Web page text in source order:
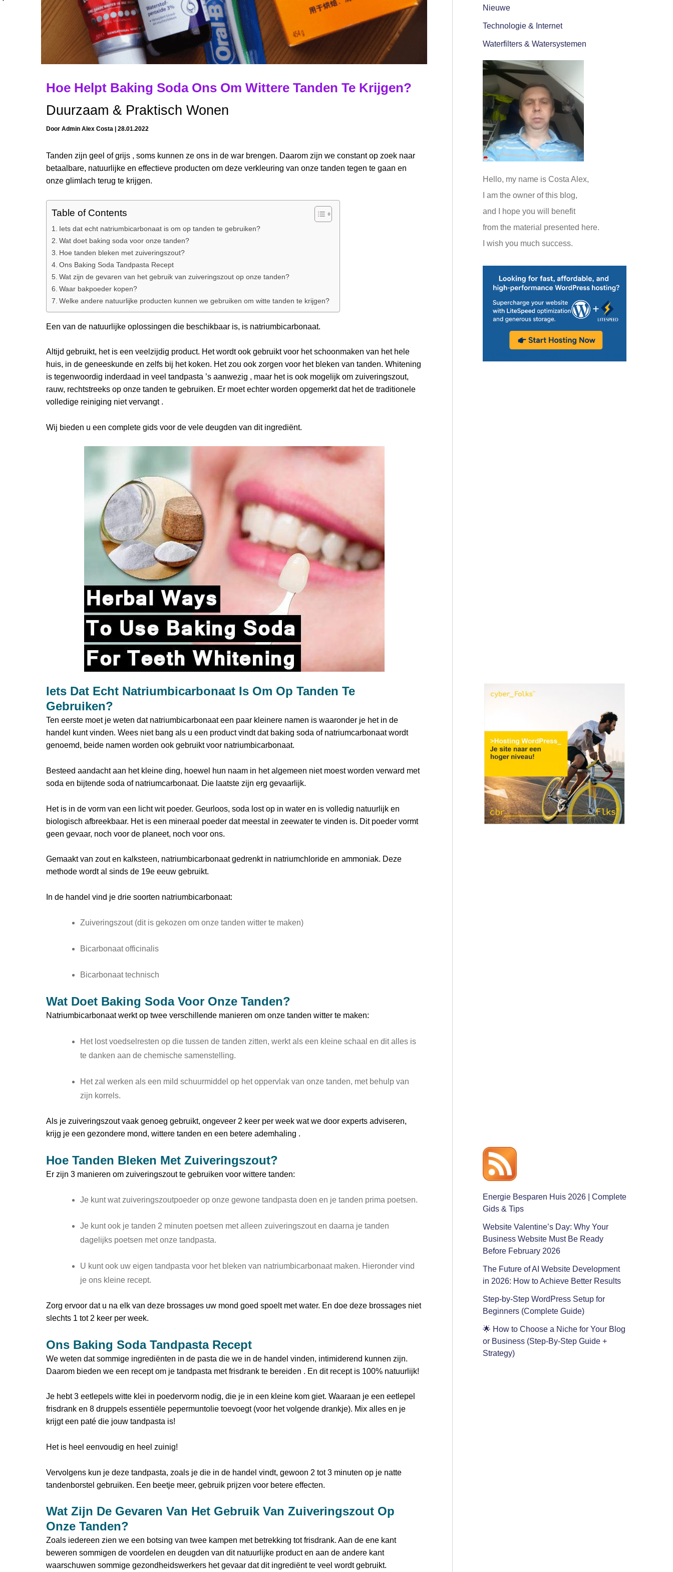
Hoe Helpt Baking Soda Ons Om Wittere Tanden Te Krijgen?
Duurzaam & Praktisch Wonen
Door Admin Alex Costa 28.01.2022
Tanden zijn geel of grijs , soms kunnen ze ons in de war brengen. Daarom zijn we constant op zoek naar
betaalbare, natuurlijke en effectieve producten om deze verkleuring van onze tanden tegen te gaan en
onze glimlach terug te krijgen.
Table of Contents
Iets dat echt natriumbicarbonaat is om op tanden te gebruiken?
Wat doet baking soda voor onze tanden?
Hoe tanden bleken met zuiveringszout?
Ons Baking Soda Tandpasta Recept
Wat zijn de gevaren van het gebruik van zuiveringszout op onze tanden?
Waar bakpoeder kopen?
Welke andere natuurlijke producten kunnen we gebruiken om witte tanden te krijgen?
Een van de natuurlijke oplossingen die beschikbaar is, is natriumbicarbonaat.
Altijd gebruikt, het is een veelzijdig product. Het wordt ook gebruikt voor het schoonmaken van het hele
huis, in de geneeskunde en zelfs bij het koken. Het zou ook zorgen voor het bleken van tanden. Whitening
is tegenwoordig inderdaad in veel tandpasta ’s aanwezig , maar het is ook mogelijk om zuiveringszout,
rauw, rechtstreeks op onze tanden te gebruiken. Er moet echter worden opgemerkt dat het de traditionele
volledige reiniging niet vervangt .
Wij bieden u een complete gids voor de vele deugden van dit ingrediënt.
Iets Dat Echt Natriumbicarbonaat Is Om Op Tanden Te
Gebruiken?
Ten eerste moet je weten dat natriumbicarbonaat een paar kleinere namen is waaronder je het in de
handel kunt vinden. Wees niet bang als u een product vindt dat baking soda of natriumcarbonaat wordt
genoemd, beide namen worden ook gebruikt voor natriumbicarbonaat.
Besteed aandacht aan het kleine ding, hoewel hun naam in het algemeen niet moest worden verward met
soda en bijtende soda of natriumcarbonaat. Die laatste zijn erg gevaarlijk.
Het is in de vorm van een licht wit poeder. Geurloos, soda lost op in water en is volledig natuurlijk en
biologisch afbreekbaar. Het is een mineraal poeder dat meestal in zeewater te vinden is. Dit poeder vormt
geen gevaar, noch voor de planeet, noch voor ons.
Gemaakt van zout en kalksteen, natriumbicarbonaat gedrenkt in natriumchloride en ammoniak. Deze
methode wordt al sinds de 19e eeuw gebruikt.
In de handel vind je drie soorten natriumbicarbonaat:
Zuiveringszout (dit is gekozen om onze tanden witter te maken)
Bicarbonaat officinalis
Bicarbonaat technisch
Wat Doet Baking Soda Voor Onze Tanden?
Natriumbicarbonaat werkt op twee verschillende manieren om onze tanden witter te maken:
Het lost voedselresten op die tussen de tanden zitten, werkt als een kleine schaal en dit alles is
te danken aan de chemische samenstelling.
Het zal werken als een mild schuurmiddel op het oppervlak van onze tanden, met behulp van
zijn korrels.
Als je zuiveringszout vaak genoeg gebruikt, ongeveer 2 keer per week wat we door experts adviseren,
krijg je een gezondere mond, wittere tanden en een betere ademhaling .
Hoe Tanden Bleken Met Zuiveringszout?
Er zijn 3 manieren om zuiveringszout te gebruiken voor wittere tanden:
Je kunt wat zuiveringszoutpoeder op onze gewone tandpasta doen en je tanden prima poetsen.
Je kunt ook je tanden 2 minuten poetsen met alleen zuiveringszout en daarna je tanden
dagelijks poetsen met onze tandpasta.
U kunt ook uw eigen tandpasta voor het bleken van natriumbicarbonaat maken. Hieronder vind
je ons kleine recept.
Zorg ervoor dat u na elk van deze brossages uw mond goed spoelt met water. En doe deze brossages niet
slechts 1 tot 2 keer per week.
Ons Baking Soda Tandpasta Recept
We weten dat sommige ingrediënten in de pasta die we in de handel vinden, intimiderend kunnen zijn.
Daarom bieden we een recept om je tandpasta met frisdrank te bereiden . En dit recept is 100% natuurlijk!
Je hebt 3 eetlepels witte klei in poedervorm nodig, die je in een kleine kom giet. Waaraan je een eetlepel
frisdrank en 8 druppels essentiële pepermuntolie toevoegt (voor het volgende drankje). Mix alles en je
krijgt een paté die jouw tandpasta is!
Het is heel eenvoudig en heel zuinig!
Vervolgens kun je deze tandpasta, zoals je die in de handel vindt, gewoon 2 tot 3 minuten op je natte
tandenborstel gebruiken. Een beetje meer, gebruik prijzen voor betere effecten.
Wat Zijn De Gevaren Van Het Gebruik Van Zuiveringszout Op
Onze Tanden?
Zoals iedereen zien we een botsing van twee kampen met betrekking tot frisdrank. Aan de ene kant
beweren sommigen de voordelen en deugden van dit natuurlijke product en aan de andere kant
waarschuwen sommige gezondheidswerkers het gevaar dat dit ingrediënt te veel wordt gebruikt.
Nieuwe
Technologie & Internet
Waterfilters & Watersystemen
Hello, my name is Costa Alex,
I am the owner of this blog,
and I hope you will benefit
from the material presented here.
I wish you much success.
Energie Besparen Huis 2026 | Complete
Gids & Tips
Website Valentine’s Day: Why Your
Business Website Must Be Ready
Before February 2026
The Future of AI Website Development
in 2026: How to Achieve Better Results
Step-by-Step WordPress Setup for
Beginners (Complete Guide)
🌟 How to Choose a Niche for Your Blog
or Business (Step-By-Step Guide +
Strategy)